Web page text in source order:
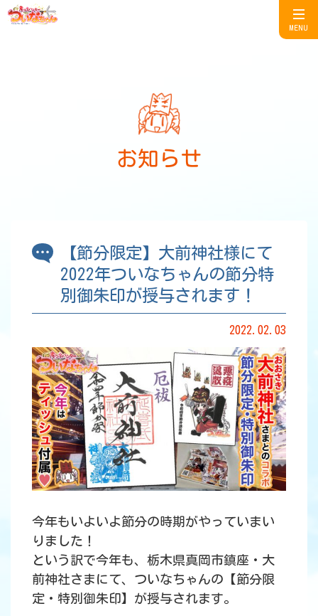
MENU
お知らせ
【節分限定】大前神社様にて
2022年ついなちゃんの節分特
別御朱印が授与されます！
2022.02.03
今年もいよいよ節分の時期がやっていまい
りました！
という訳で今年も、栃木県真岡市鎮座・大
前神社さまにて、ついなちゃんの【節分限
定・特別御朱印】が授与されます。